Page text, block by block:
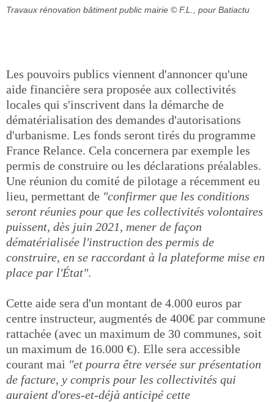
Travaux rénovation bâtiment public mairie © F.L., pour Batiactu
Les pouvoirs publics viennent d'annoncer qu'une
aide financière sera proposée aux collectivités
locales qui s'inscrivent dans la démarche de
dématérialisation des demandes d'autorisations
d'urbanisme. Les fonds seront tirés du programme
France Relance. Cela concernera par exemple les
permis de construire ou les déclarations préalables.
Une réunion du comité de pilotage a récemment eu
lieu, permettant de "confirmer que les conditions
seront réunies pour que les collectivités volontaires
puissent, dès juin 2021, mener de façon
dématérialisée l'instruction des permis de
construire, en se raccordant à la plateforme mise en
place par l'État".
Cette aide sera d'un montant de 4.000 euros par
centre instructeur, augmentés de 400€ par commune
rattachée (avec un maximum de 30 communes, soit
un maximum de 16.000 €). Elle sera accessible
courant mai "et pourra être versée sur présentation
de facture, y compris pour les collectivités qui
auraient d'ores-et-déjà anticipé cette